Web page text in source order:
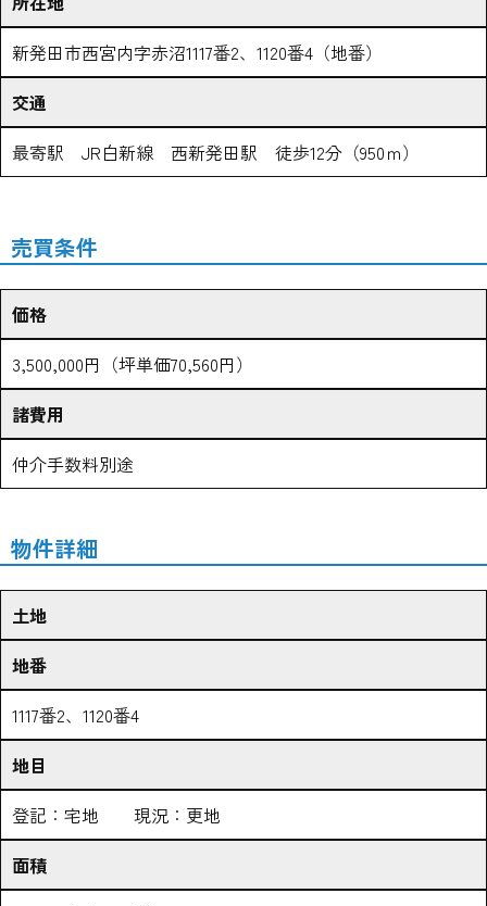
新発田市西宮内字赤沼1117番2、1120番4（地番）
交通
最寄駅 JR白新線 西新発田駅 徒歩12分（950ｍ）
売買条件
価格
3,500,000円（坪単価70,560円）
諸費用
仲介手数料別途
物件詳細
土地
地番
1117番2、1120番4
地目
登記：宅地 現況：更地
面積